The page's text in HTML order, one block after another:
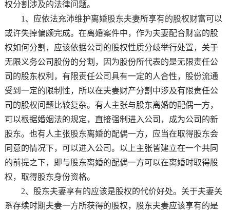
权分割涉及的法律问题。
1、应依法充沛维护离婚股东夫妻所享有的股权财富可以
或许失掉偏颇完成。在离婚案件中，作为夫妻配合财富的股
权如何分割，应该依据公司的股权性质分歧举行处置，关于
无限义务公司股份的分割，因为股份所代表的是无限责任公
司的股东权利，有限责任公司具有一定的人合性，股份流通
受到一定的限制性，所以在夫妻财产分割中涉及有限责任公
司的股权问题比较复杂。有人主张与股东离婚的配偶一方，
可以根据婚姻法的规定，直接强制进入公司，成为公司的新
股东。也有人主张股东离婚的配偶一方，应当在取得股东会
同意的情况下，可以进入公司。以上主张皆建立在一个共同
的前提之下，即与股东离婚的配偶一方可以在离婚时取得股
权，取得股东身份资格。
2、股东夫妻享有的应该是股权的代价好处。关于夫妻关
系存续时期夫妻一方所获得的股权，股东夫妻应该享有的是